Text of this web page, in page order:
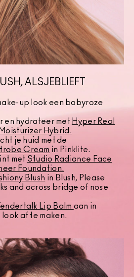
ALSJEBLIEFT
up look een babyroze
en hydrateer met Hyper Real
Hybrid.
je huid met de
Cream in Pinklite.
met Studio Radiance Face
Foundation.
Blush in Blush, Please
and across bridge of nose
Lip Balm aan in
look af te maken.